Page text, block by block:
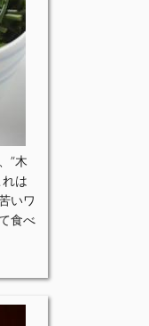
”木
は
いワ
食べ